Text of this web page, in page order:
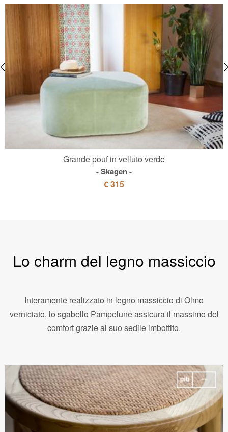
Grande pouf in velluto verde
Skagen
€ 315
Lo charm del legno massiccio
Interamente realizzato in legno massiccio di Olmo
verniciato, lo sgabello Pampelune assicura il massimo del
comfort grazie al suo sedile imbottito.